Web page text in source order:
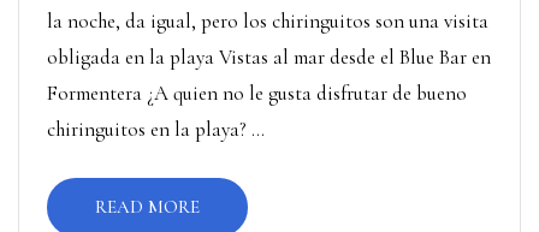
la noche, da igual, pero los chiringuitos son una visita
obligada en la playa Vistas al mar desde el Blue Bar en
Formentera ¿A quien no le gusta disfrutar de bueno
chiringuitos en la playa? ...
READ MORE